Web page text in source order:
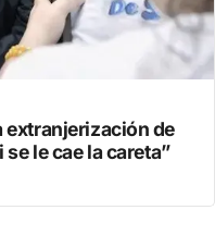
extranjerización de
le cae la careta”